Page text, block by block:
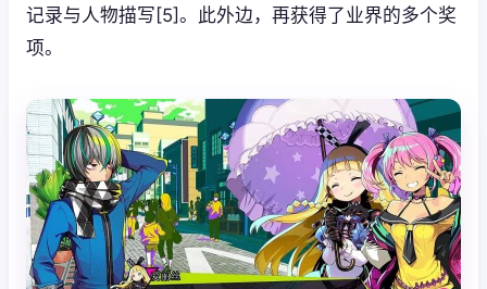
记录与人物描写[5]。此外边，再获得了业界的多个奖
项。